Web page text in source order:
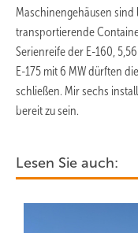
Maschinengehäusen sind
transportierende
Serienreife der E-160,
E-175 mit 6 MW dürften
schließen. Mir sechs
bereit zu sein.
Lesen Sie auch: